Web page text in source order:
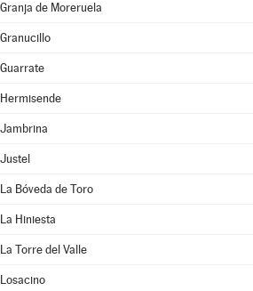
Granja de Moreruela
Granucillo
Guarrate
Hermisende
Jambrina
Justel
La Bóveda de Toro
La Hiniesta
La Torre del Valle
Losacino